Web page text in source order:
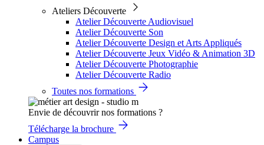
Ateliers Découverte
Atelier Découverte Audiovisuel
Atelier Découverte Son
Atelier Découverte Design et Arts Appliqués
Atelier Découverte Jeux Vidéo & Animation 3D
Atelier Découverte Photographie
Atelier Découverte Radio
Toutes nos formations
Envie de découvrir nos formations ?
Télécharge la brochure
Campus